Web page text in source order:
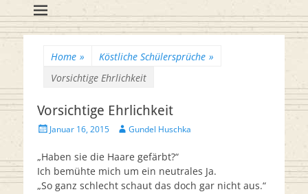
Flötenreihe
Huschka-Bähr
Suche
nach:
Home » Köstliche Schülersprüche »
Vorsichtige Ehrlichkeit
Vorsichtige Ehrlichkeit
Veröffentlicht
Januar 16, 2015 AutorGundel Huschka
„Haben sie die Haare gefärbt?“
Ich bemühte mich um ein neutrales Ja.
„So ganz schlecht schaut das doch gar nicht aus.“